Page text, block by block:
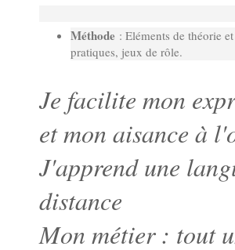
Méthode : Eléments de théorie
pratiques, jeux de rôle.
Je facilite mon
et mon aisance à
J'apprend une
distance
Mon métier : tout